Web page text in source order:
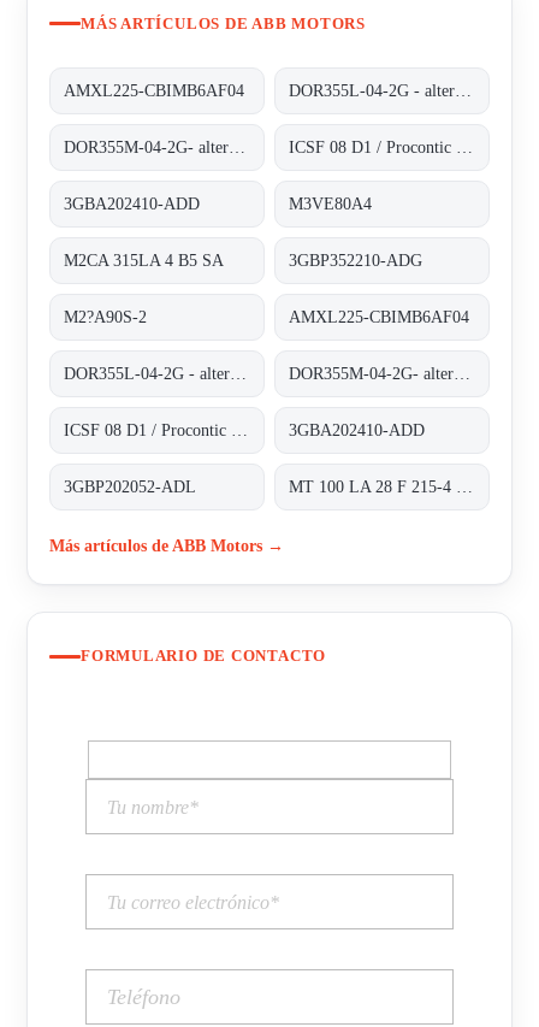
MÁS ARTÍCULOS DE ABB MOTORS
AMXL225-CBIMB6AF04
3GBA202410-ADD M3VE80A4
M2CA 315LA 4 B5 SA 3GBP352210-ADG
M2?A90S-2 AMXL225-CBIMB6AF04
3GBA202410-ADD
3GBP202052-ADL
Más artículos de ABB Motors →
FORMULARIO DE CONTACTO